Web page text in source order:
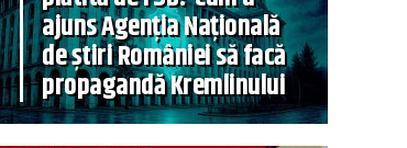
ajuns Agenția Națională
de știri României să facă
propagandă Kremlinului